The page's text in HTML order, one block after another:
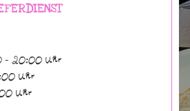
- 20:00 Uhr
Uhr
Uhr